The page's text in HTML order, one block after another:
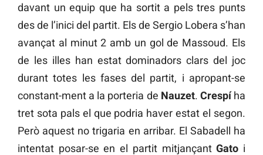
davant un equip que ha sortit a pels tres punts
des de l’inici del partit. Els de Sergio Lobera s’han
avançat al minut 2 amb un gol de Massoud. Els
de les illes han estat dominadors clars del joc
durant totes les fases del partit, i apropant-se
constant-ment a la porteria de Nauzet. Crespíha
tret sota pals el que podria haver estat el segon.
Però aquest no trigaria en arribar. El Sabadell ha
intentat posar-se en el partit mitjançantGato i